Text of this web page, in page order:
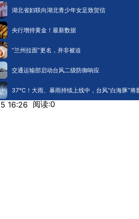
湖北省妇联向湖北青少年女足致贺信
央行增持黄金！最新数据
“兰州拉面”更名，并非被迫
交通运输部启动台风二级防御响应
​37℃！大雨、暴雨持续上线中，台风“白海豚”将
代》系列访谈丨
16:26 阅读:0